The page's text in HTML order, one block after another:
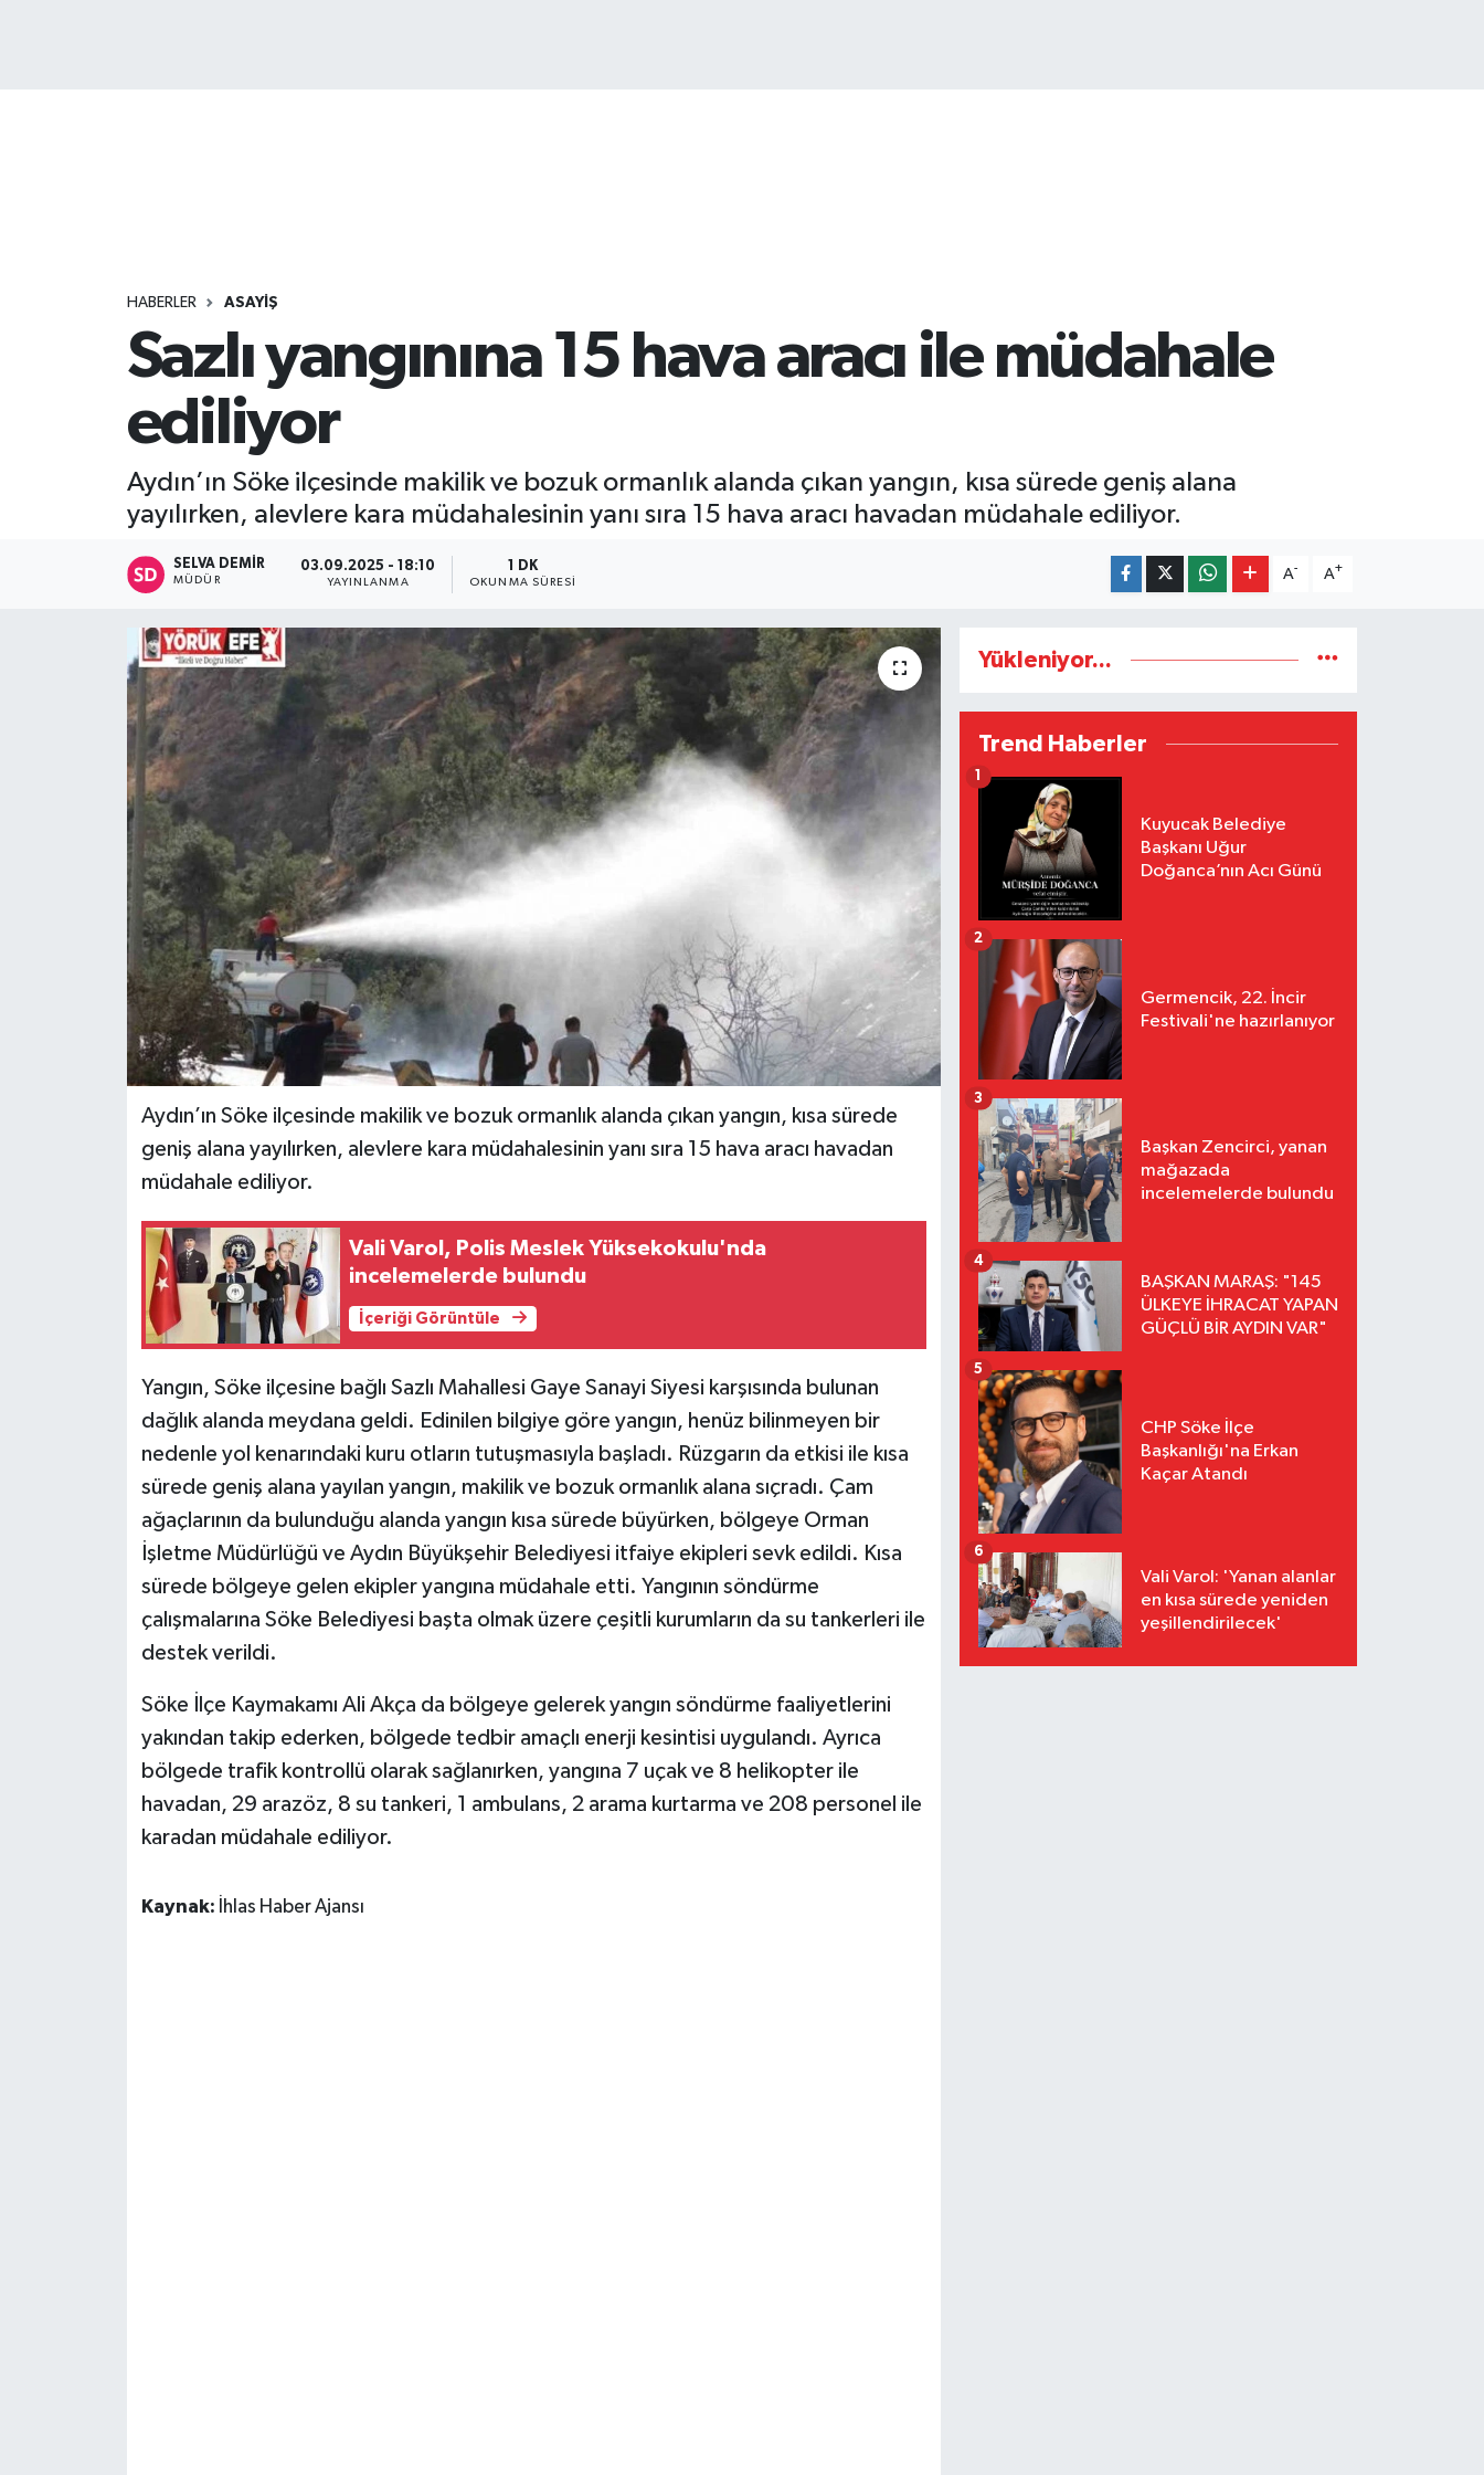
HABERLER ASAYİŞ
Sazlı yangınına 15 hava aracı ile müdahale
ediliyor
Aydın’ın Söke ilçesinde makilik ve bozuk ormanlık alanda çıkan yangın, kısa sürede geniş alana
yayılırken, alevlere kara müdahalesinin yanı sıra 15 hava aracı havadan müdahale ediliyor.
SELVA DEMIR
MÜDÜR
03.09.2025 - 18:10
YAYINLANMA
1 DK
OKUNMA SÜRESI
A- A+
Aydın’ın Söke ilçesinde makilik ve bozuk ormanlık alanda çıkan yangın, kısa sürede
geniş alana yayılırken, alevlere kara müdahalesinin yanı sıra 15 hava aracı havadan
müdahale ediliyor.
Vali Varol, Polis Meslek Yüksekokulu'nda
incelemelerde bulundu
İçeriği Görüntüle
Yangın, Söke ilçesine bağlı Sazlı Mahallesi Gaye Sanayi Siyesi karşısında bulunan
dağlık alanda meydana geldi. Edinilen bilgiye göre yangın, henüz bilinmeyen bir
nedenle yol kenarındaki kuru otların tutuşmasıyla başladı. Rüzgarın da etkisi ile kısa
sürede geniş alana yayılan yangın, makilik ve bozuk ormanlık alana sıçradı. Çam
ağaçlarının da bulunduğu alanda yangın kısa sürede büyürken, bölgeye Orman
İşletme Müdürlüğü ve Aydın Büyükşehir Belediyesi itfaiye ekipleri sevk edildi. Kısa
sürede bölgeye gelen ekipler yangına müdahale etti. Yangının söndürme
çalışmalarına Söke Belediyesi başta olmak üzere çeşitli kurumların da su tankerleri ile
destek verildi.
Söke İlçe Kaymakamı Ali Akça da bölgeye gelerek yangın söndürme faaliyetlerini
yakından takip ederken, bölgede tedbir amaçlı enerji kesintisi uygulandı. Ayrıca
bölgede trafik kontrollü olarak sağlanırken, yangına 7 uçak ve 8 helikopter ile
havadan, 29 arazöz, 8 su tankeri, 1 ambulans, 2 arama kurtarma ve 208 personel ile
karadan müdahale ediliyor.
Kaynak: İhlas Haber Ajansı
Yükleniyor...
Trend Haberler
Kuyucak Belediye
Başkanı Uğur
Doğanca’nın Acı Günü
1
Germencik, 22. İncir
Festivali'ne hazırlanıyor
2
Başkan Zencirci, yanan
mağazada
incelemelerde bulundu
3
BAŞKAN MARAŞ: "145
ÜLKEYE İHRACAT YAPAN
GÜÇLÜ BİR AYDIN VAR"
4
CHP Söke İlçe
Başkanlığı'na Erkan
Kaçar Atandı
5
Vali Varol: 'Yanan alanlar
en kısa sürede yeniden
yeşillendirilecek'
6